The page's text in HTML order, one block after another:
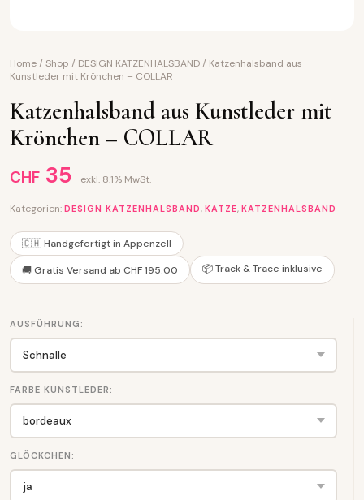
Home / Shop / DESIGN KATZENHALSBAND / Katzenhalsband aus
Kunstleder mit Krönchen – COLLAR
Katzenhalsband aus Kunstleder mit
Krönchen – COLLAR
CHF 35 exkl. 8.1% MwSt.
Kategorien: DESIGN KATZENHALSBAND, KATZE, KATZENHALSBAND
🇨🇭 Handgefertigt in Appenzell
🚚 Gratis Versand ab CHF 195.00 📦 Track & Trace inklusive
AUSFÜHRUNG:
FARBE KUNSTLEDER:
GLÖCKCHEN: